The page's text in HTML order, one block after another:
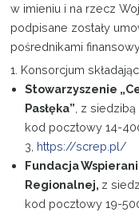
w imieniu i na rzecz
podpisane zostały
pośrednikami
1. Konsorcjum
Stowarzyszenie
Pasłęka” , z siedzibą
kod pocztowy 14-
3, https://screp.pl/
Fundacja
Regionalnej, z
kod pocztowy 19-